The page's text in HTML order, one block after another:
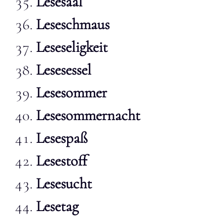
Leseschmaus
Leseseligkeit
Lesesessel
Lesesommer
Lesesommernacht
Lesespaß
Lesestoff
Lesesucht
Lesetag